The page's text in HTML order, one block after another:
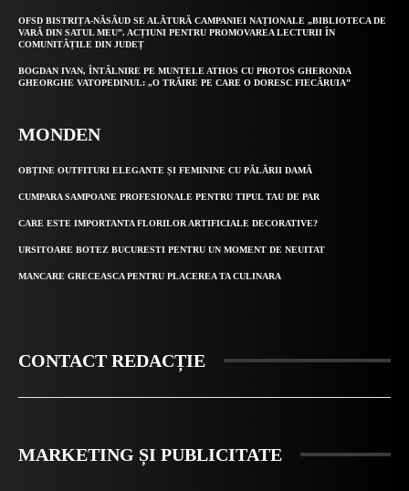
OFSD BISTRIȚA-NĂSĂUD SE ALĂTURĂ CAMPANIEI NAȚIONALE „BIBLIOTECA DE
VARĂ DIN SATUL MEU”. ACȚIUNI PENTRU PROMOVAREA LECTURII ÎN
COMUNITĂȚILE DIN JUDEȚ
BOGDAN IVAN, ÎNTÂLNIRE PE MUNTELE ATHOS CU PROTOS GHERONDA
GHEORGHE VATOPEDINUL: „O TRĂIRE PE CARE O DORESC FIECĂRUIA”
MONDEN
OBȚINE OUTFITURI ELEGANTE ȘI FEMININE CU PĂLĂRII DAMĂ
CUMPARA SAMPOANE PROFESIONALE PENTRU TIPUL TAU DE PAR
CARE ESTE IMPORTANTA FLORILOR ARTIFICIALE DECORATIVE?
URSITOARE BOTEZ BUCURESTI PENTRU UN MOMENT DE NEUITAT
MANCARE GRECEASCA PENTRU PLACEREA TA CULINARA
CONTACT REDACȚIE
MARKETING ȘI PUBLICITATE